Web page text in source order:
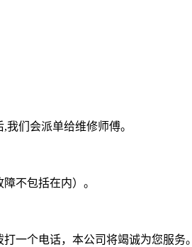
们会派单给维修师傅。
不包括在内）。
一个电话，本公司将竭诚为您服务。